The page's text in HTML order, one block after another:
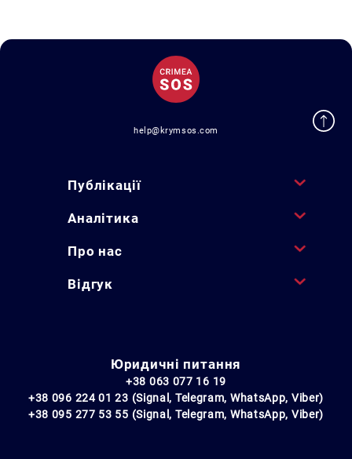
help@krymsos.com
Публікації
Аналітика
Про нас
Відгук
Юридичні питання
+38 063 077 16 19
+38 096 224 01 23 (Signal, Telegram, WhatsApp, Viber)
+38 095 277 53 55 (Signal, Telegram, WhatsApp, Viber)